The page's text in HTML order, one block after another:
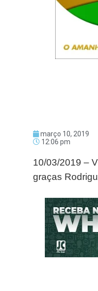
março 10, 2019
12:06 pm
10/03/2019 –
graças